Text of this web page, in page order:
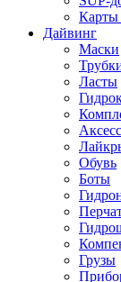
Карты
Дайвинг
Маски
Ласты
Обувь
Боты
Грузы